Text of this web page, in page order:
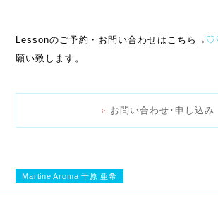
Lessonのご予約・お問い合わせはこちら→
願い致します。
お問い合わせ･申し込み
Martine Aroma 千原 亜希